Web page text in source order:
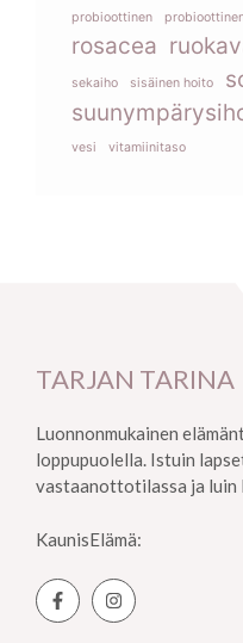
probioottinen
rosacea
sekaiho sisäinen hoito
vesi
vitamiinitaso
TARJAN TARINA
Luonnonmukainen
loppupuolella. Istuin
vastaanottotilassa ja luin
KaunisElämä: